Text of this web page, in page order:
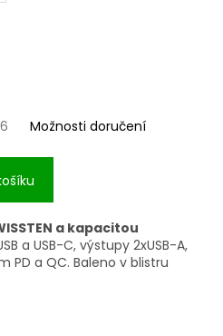
Možnosti doručení
a kapacitou
a USB-C, výstupy 2xUSB-A,
PD a QC. Baleno v blistru